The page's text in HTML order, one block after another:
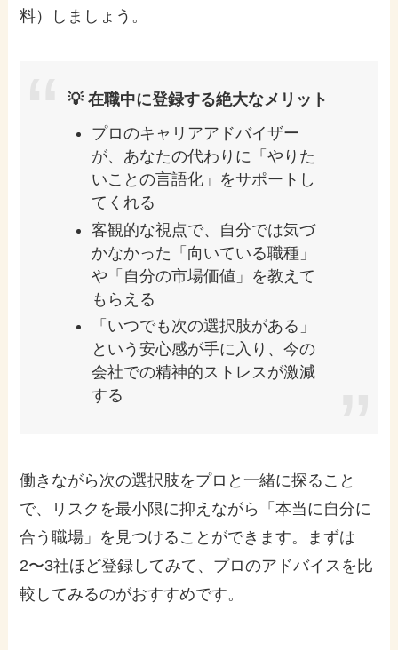
料）しましょう。
💡 在職中に登録する絶大なメリット
プロのキャリアアドバイザー
が、あなたの代わりに「やりた
いことの言語化」をサポートし
てくれる
客観的な視点で、自分では気づ
かなかった「向いている職種」
や「自分の市場価値」を教えて
もらえる
「いつでも次の選択肢がある」
という安心感が手に入り、今の
会社での精神的ストレスが激減
する
働きながら次の選択肢をプロと一緒に探ること
で、リスクを最小限に抑えながら「本当に自分に
合う職場」を見つけることができます。まずは
2〜3社ほど登録してみて、プロのアドバイスを比
較してみるのがおすすめです。